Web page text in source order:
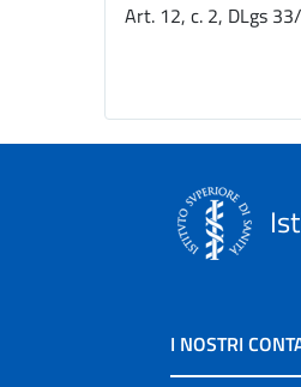
Art. 12, c. 2, DLgs
I NOSTRI